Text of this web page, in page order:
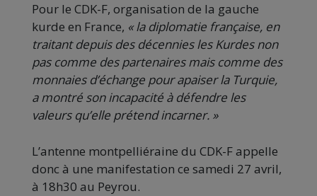
Pour le CDK-F, organisation de la gauche
kurde en France, « la diplomatie française, en
traitant depuis des décennies les Kurdes non
pas comme des partenaires mais comme des
monnaies d’échange pour apaiser la Turquie,
a montré son incapacité à défendre les
valeurs qu’elle prétend incarner. »
L’antenne montpelliéraine du CDK-F appelle
donc à une manifestation ce samedi 27 avril,
à 18h30 au Peyrou.